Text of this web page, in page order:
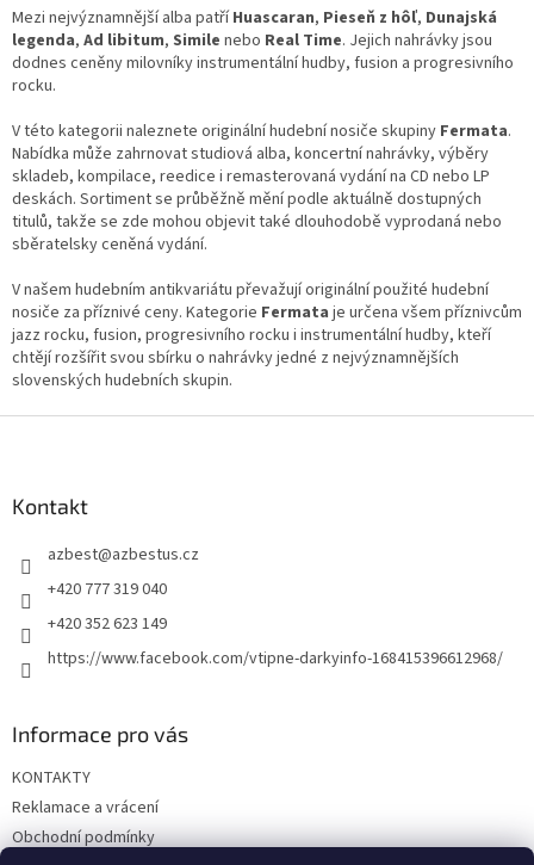
v
ý
p
u
Mezi nejvýznamnější alba patříHuascaran, Pieseň z hôľ, Dunajská
legenda, Ad libitum, Simile nebo Real Time. Jejich nahrávky jsou
dodnes ceněny milovníky instrumentální hudby, fusion a progresivního
rocku.
V této kategorii naleznete originální hudební nosiče skupiny Fermata.
Nabídka může zahrnovat studiová alba, koncertní nahrávky, výběry
skladeb, kompilace, reedice i remasterovaná vydání na CD nebo LP
deskách. Sortiment se průběžně mění podle aktuálně dostupných
titulů, takže se zde mohou objevit také dlouhodobě vyprodaná nebo
sběratelsky ceněná vydání.
V našem hudebním antikvariátu převažují originální použité hudební
nosiče za příznivé ceny. Kategorie Fermata je určena všem příznivcům
jazz rocku, fusion, progresivního rocku i instrumentální hudby, kteří
chtějí rozšířit svou sbírku o nahrávky jedné z nejvýznamnějších
slovenských hudebních skupin.
Kontakt
azbest@azbestus.cz
+420 777 319 040
+420 352 623 149
https://www.facebook.com/vtipne-darkyinfo-168415396612968/
Informace pro vás
KONTAKTY
Reklamace a vrácení
Obchodní podmínky